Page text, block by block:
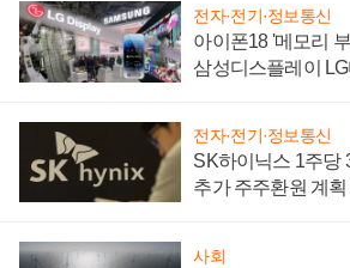
전자·전기·정보통신
아이폰18 '메모리
삼성디스플레이
전자·전기·정보통신
SK하이닉스 1주당
추가 주주환원 계
사회